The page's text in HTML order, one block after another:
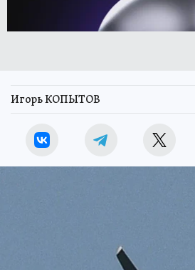
Игорь КОПЫТОВ